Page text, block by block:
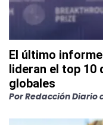
El último
lideran el top 10
globales
PorRedacción Diario